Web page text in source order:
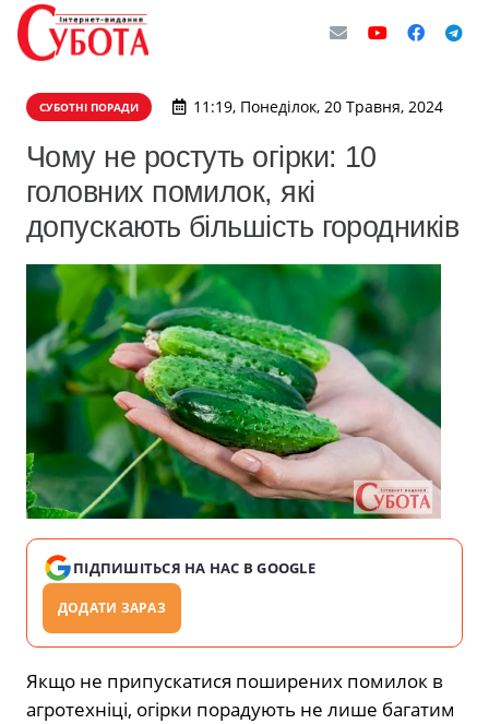
СУБОТНІ ПОРАДИ 11:19, Понеділок, 20 Травня, 2024
Чому не ростуть огірки: 10
головних помилок, які
допускають більшість городників
ПІДПИШІТЬСЯ НА НАС В GOOGLE
ДОДАТИ ЗАРАЗ
Якщо не припускатися поширених помилок в
агротехніці, огірки порадують не лише багатим